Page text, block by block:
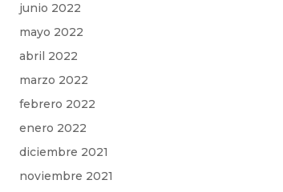
junio 2022
mayo 2022
abril 2022
marzo 2022
febrero 2022
enero 2022
diciembre 2021
noviembre 2021